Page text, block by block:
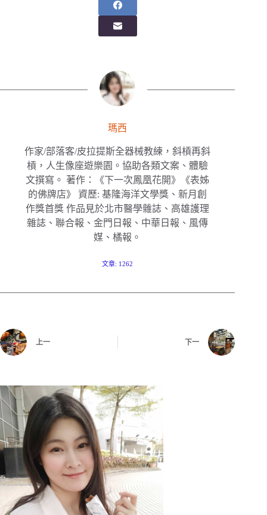
瑪西
作家/部落客/皮拉提斯全器械教練，斜槓再斜
槓，人生像座遊樂園。協助各類文案、體驗
文撰寫。 著作：《下一次鳳凰花開》《表姊
的佛牌店》 資歷: 基隆海洋文學獎、新月創
作獎首獎 作品見於北市醫學雜誌、高雄護理
雜誌、聯合報、金門日報、中華日報、風傳
媒、橘報。
文章: 1262
上一 下一